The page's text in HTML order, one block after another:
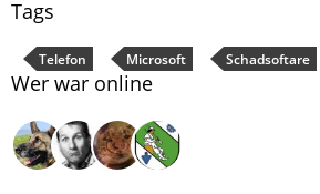
Tags
Telefon Microsoft Schadsoftare
Wer war online